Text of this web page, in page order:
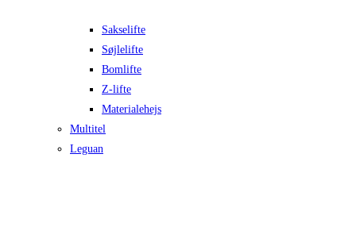
Sakselifte
Søjlelifte
Bomlifte
Z-lifte
Materialehejs
Multitel
Leguan